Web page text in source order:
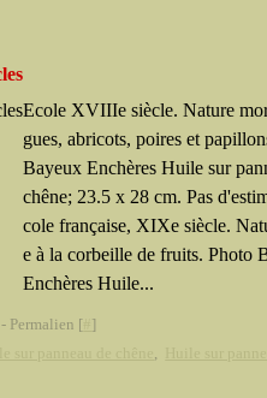
Ecole XVIIIe siècle. Nature
gues, abricots, poires et
Bayeux Enchères Huile sur
chêne; 23.5 x 28 cm. Pas
cole française, XIXe siècle.
e à la corbeille de fruits. Photo
Enchères Huile...
- Permalien [ ]
,